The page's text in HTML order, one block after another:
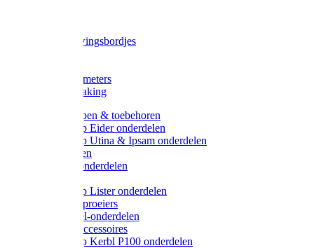
Waarschuwingsbordjes
Wegers en meters
Video bewaking
Weidepompen & toebehoren
Weidepomp Eider onderdelen
Weidepomp Utina & Ipsam onderdelen
Drinkbakken
Drinkbak onderdelen
Weidepomp Lister onderdelen
Nippels / Sproeiers
Drinknippel-onderdelen
Drinkbak accessoires
Weidepomp Kerbl P100 onderdelen